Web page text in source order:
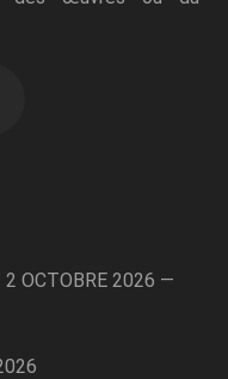
2 OCTOBRE 2026 —